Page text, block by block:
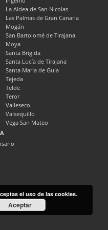
La Aldea de San Nicolas
Las Palmas de Gran Canaria
Mogán
San Bartolomé de Tirajana
Moya
Santa Brigida
Santa Lucía de Tirajana
Santa María de Guía
Tejeda
Telde
Teror
Valleseco
Valsequillo
Vega San Mateo
el uso de las cookies.
Aceptar